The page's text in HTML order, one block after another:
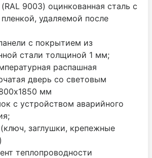
9003) оцинкованная сталь с
удаляемой после
с покрытием из
стали толщиной 1 мм;
распашная
дверь со световым
мм
с устройством аварийного
заглушки, крепежные
теплопроводности